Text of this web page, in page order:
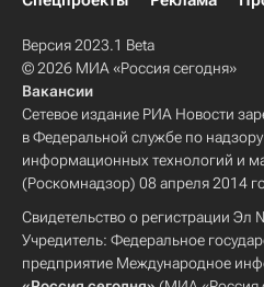
Версия 2023.1 Beta
© 2026 МИА «Россия сегодня»
Вакансии
Сетевое издание РИА Новости
в Федеральной службе по
информационных технологий и
(Роскомнадзор) 08 апреля 2014
Свидетельство о регистрации
Учредитель: Федеральное
предприятие Международное